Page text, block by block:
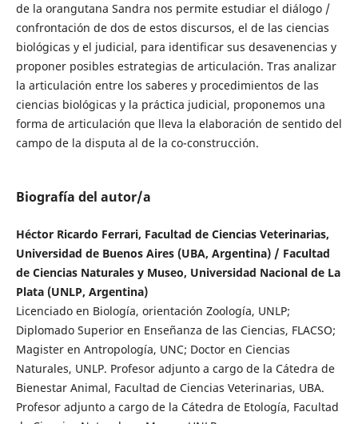
de la orangutana Sandra nos permite estudiar el diálogo /
confrontación de dos de estos discursos, el de las ciencias
biológicas y el judicial, para identificar sus desavenencias y
proponer posibles estrategias de articulación. Tras analizar
la articulación entre los saberes y procedimientos de las
ciencias biológicas y la práctica judicial, proponemos una
forma de articulación que lleva la elaboración de sentido del
campo de la disputa al de la co-construcción.
Biografía del autor/a
Héctor Ricardo Ferrari, Facultad de Ciencias Veterinarias,
Universidad de Buenos Aires (UBA, Argentina) / Facultad
de Ciencias Naturales y Museo, Universidad Nacional de La
Plata (UNLP, Argentina)
Licenciado en Biología, orientación Zoología, UNLP;
Diplomado Superior en Enseñanza de las Ciencias, FLACSO;
Magister en Antropología, UNC; Doctor en Ciencias
Naturales, UNLP. Profesor adjunto a cargo de la Cátedra de
Bienestar Animal, Facultad de Ciencias Veterinarias, UBA.
Profesor adjunto a cargo de la Cátedra de Etología, Facultad